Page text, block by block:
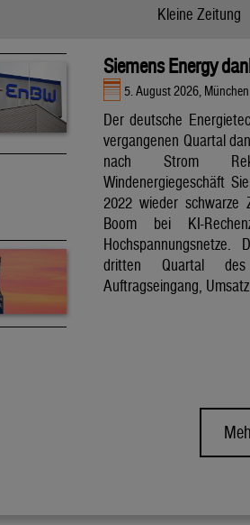
Kleine Zeitung
Siemens Energy
5. August 2026, München
Der deutsche
vergangenen Quartal
nach Strom
Windenergiegeschäft
2022 wieder schwarze
Boom bei KI-
dritten Quartal
Auftragseingang,